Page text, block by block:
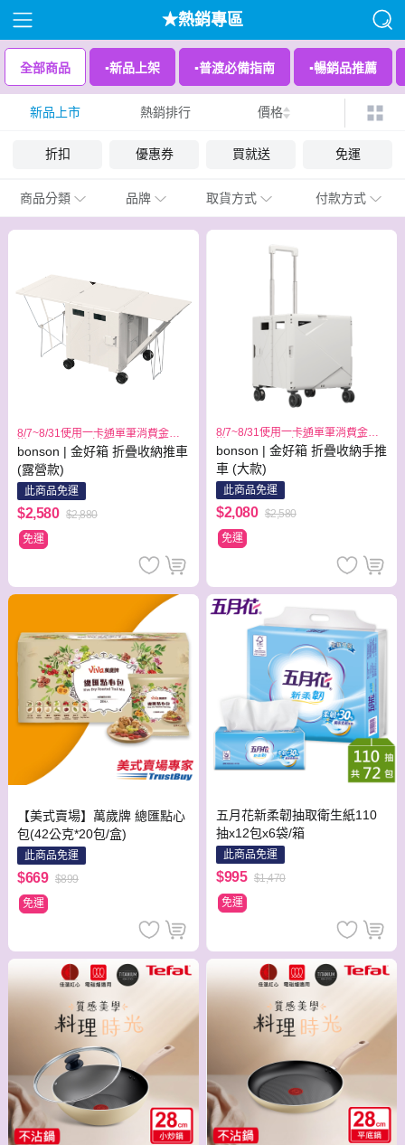
★熱銷專區
全部商品 ▪︎新品上架 ▪︎普渡必備指南 ▪︎暢銷品推薦
新品上市 熱銷排行 價格
折扣 優惠券 買就送 免運
商品分類 品牌 取貨方式 付款方式
8/7~8/31使用一卡通單筆消費金額
滿1999元,於一卡通APP可獲得300
元儲值金回饋
bonson | 金好箱 折疊收納推車
(露營款)
此商品免運
$2,580 $2,880
免運
8/7~8/31使用一卡通單筆消費金額
滿1999元,於一卡通APP可獲得300
元儲值金回饋
bonson | 金好箱 折疊收納手推
車 (大款)
此商品免運
$2,080 $2,580
免運
【美式賣場】萬歲牌 總匯點心
包(42公克*20包/盒)
此商品免運
$669 $899
免運
五月花新柔韌抽取衛生紙110
抽x12包x6袋/箱
此商品免運
$995 $1,470
免運